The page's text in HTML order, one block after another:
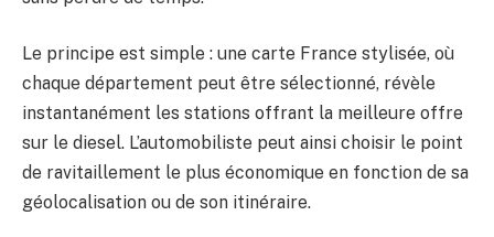
Le principe est simple : une carte France stylisée, où
chaque département peut être sélectionné, révèle
instantanément les stations offrant la meilleure offre
sur le diesel. L’automobiliste peut ainsi choisir le point
de ravitaillement le plus économique en fonction de sa
géolocalisation ou de son itinéraire.